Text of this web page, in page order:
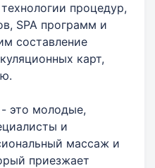
процедур,
SPA программ и
составление
карт,
- это молодые,
и
массаж и
приезжает